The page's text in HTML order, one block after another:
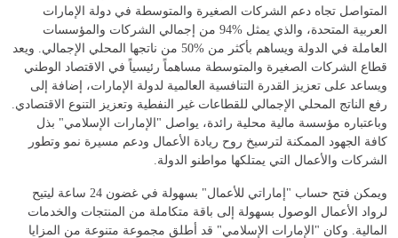
المتواصل تجاه دعم الشركات الصغيرة والمتوسطة في دولة الإمارات
العربية المتحدة، والذي يمثل 94% من إجمالي الشركات والمؤسسات
العاملة في الدولة ويساهم بأكثر من 50% من ناتجها المحلي الإجمالي. ويعد
قطاع الشركات الصغيرة والمتوسطة مساهماً رئيسياً في الاقتصاد الوطني
ويساعد على تعزيز القدرة التنافسية العالمية لدولة الإمارات، إضافة إلى
رفع الناتج المحلي الإجمالي للقطاعات غير النفطية وتعزيز التنوع الاقتصادي.
وباعتباره مؤسسة مالية محلية رائدة، يواصل "الإمارات الإسلامي" بذل
كافة الجهود الممكنة لترسيخ روح ريادة الأعمال ودعم مسيرة نمو وتطور
الشركات والأعمال التي يمتلكها مواطنو الدولة.
ويمكن فتح حساب "إماراتي للأعمال" بسهولة في غضون 24 ساعة ليتيح
لرواد الأعمال الوصول بسهولة إلى باقة متكاملة من المنتجات والخدمات
المالية. وكان "الإمارات الإسلامي" قد أطلق مجموعة متنوعة من المزايا